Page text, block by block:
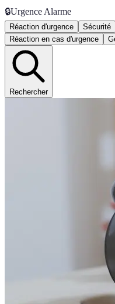
🔒Urgence Alarme
Réaction d'urgence Sécurité
Réaction en cas d'urgence
Rechercher